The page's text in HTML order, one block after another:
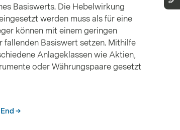
Basiswerts. Die Hebelwirkung
werden muss als für eine
können mit einem geringen
Basiswert setzen. Mithilfe
Anlageklassen wie Aktien,
oder Währungspaare gesetzt